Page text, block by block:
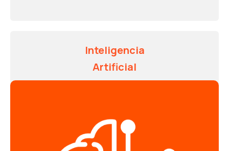
Inteligencia
Artificial